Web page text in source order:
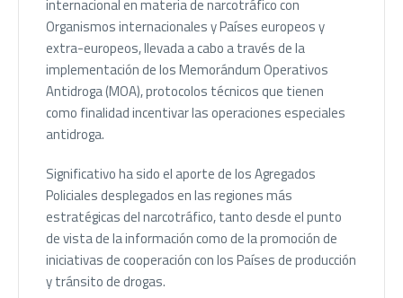
internacional en materia de narcotráfico con
Organismos internacionales y Países europeos y
extra-europeos, llevada a cabo a través de la
implementación de los Memorándum Operativos
Antidroga (MOA), protocolos técnicos que tienen
como finalidad incentivar las operaciones especiales
antidroga.
Significativo ha sido el aporte de los Agregados
Policiales desplegados en las regiones más
estratégicas del narcotráfico, tanto desde el punto
de vista de la información como de la promoción de
iniciativas de cooperación con los Países de producción
y tránsito de drogas.